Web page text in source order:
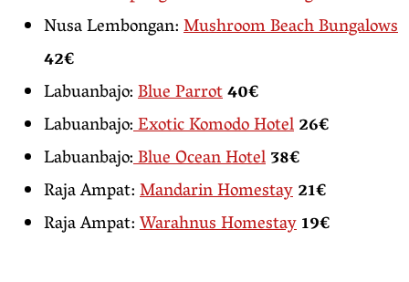
Nusa Lembongan:Mushroom Beach Bungalows
42€
Labuanbajo:Blue Parrot40€
Labuanbajo:Exotic Komodo Hotel26€
Labuanbajo:Blue Ocean Hotel38€
Raja Ampat:Mandarin Homestay21€
Raja Ampat:Warahnus Homestay19€